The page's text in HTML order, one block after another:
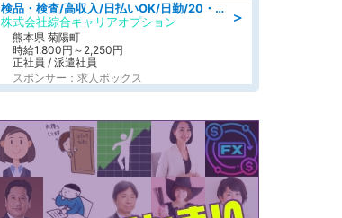
＞
検品・検査/高収入/日払いOK/日勤/20・30・40代活躍中/製造 工場
株式会社綜合キャリアオプション
熊本県 菊陽町
時給1,800円～2,250円
正社員 / 派遣社員
スポンサー：求人ボックス